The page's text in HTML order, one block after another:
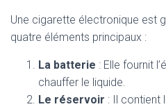
Une cigarette électronique est
quatre éléments principaux :
La batterie : Elle fournit
chauffer le liquide.
Le réservoir : Il contient